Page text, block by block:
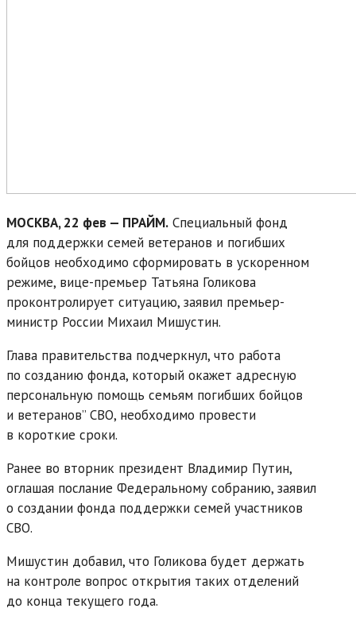
МОСКВА, 22 фев — ПРАЙМ. Специальный фонд
для поддержки семей ветеранов и погибших
бойцов необходимо сформировать в ускоренном
режиме, вице-премьер Татьяна Голикова
проконтролирует ситуацию, заявил премьер-
министр России Михаил Мишустин.
Глава правительства подчеркнул, что работа
по созданию фонда, который окажет адресную
персональную помощь семьям погибших бойцов
и ветеранов” СВО, необходимо провести
в короткие сроки.
Ранее во вторник президент Владимир Путин,
оглашая послание Федеральному собранию, заявил
о создании фонда поддержки семей участников
СВО.
Мишустин добавил, что Голикова будет держать
на контроле вопрос открытия таких отделений
до конца текущего года.